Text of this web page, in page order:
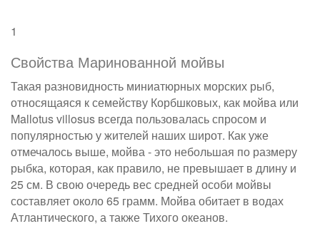
1
Свойства Маринованной мойвы
Такая разновидность миниатюрных морских рыб,
относящаяся к семейству Корбшковых, как мойва или
Mallotus villosus всегда пользовалась спросом и
популярностью у жителей наших широт. Как уже
отмечалось выше, мойва - это небольшая по размеру
рыбка, которая, как правило, не превышает в длину и
25 см. В свою очередь вес средней особи мойвы
составляет около 65 грамм. Мойва обитает в водах
Атлантического, а также Тихого океанов.